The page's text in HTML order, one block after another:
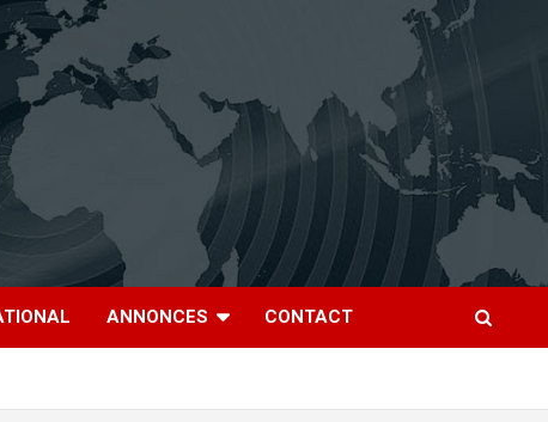
ANNONCES CONTACT